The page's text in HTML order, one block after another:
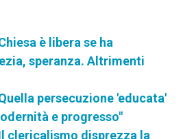
è libera se ha
speranza. Altrimenti
persecuzione 'educata'
e progresso"
clericalismo disprezza la